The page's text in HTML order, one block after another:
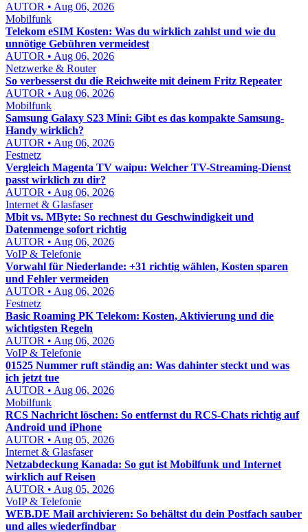
AUTOR • Aug 06, 2026
Mobilfunk
Telekom eSIM Kosten: Was du wirklich zahlst und wie du
unnötige Gebühren vermeidest
AUTOR • Aug 06, 2026
Netzwerke & Router
So verbesserst du die Reichweite mit deinem Fritz Repeater
AUTOR • Aug 06, 2026
Mobilfunk
Samsung Galaxy S23 Mini: Gibt es das kompakte Samsung-
Handy wirklich?
AUTOR • Aug 06, 2026
Festnetz
Vergleich Magenta TV waipu: Welcher TV-Streaming-Dienst
passt wirklich zu dir?
AUTOR • Aug 06, 2026
Internet & Glasfaser
Mbit vs. MByte: So rechnest du Geschwindigkeit und
Datenmenge sofort richtig
AUTOR • Aug 06, 2026
VoIP & Telefonie
Vorwahl für Niederlande: +31 richtig wählen, Kosten sparen
und Fehler vermeiden
AUTOR • Aug 06, 2026
Festnetz
Basic Roaming PK Telekom: Kosten, Aktivierung und die
wichtigsten Regeln
AUTOR • Aug 06, 2026
VoIP & Telefonie
01525 Nummer ruft ständig an: Was dahinter steckt und was
ich jetzt tue
AUTOR • Aug 06, 2026
Mobilfunk
RCS Nachricht löschen: So entfernst du RCS-Chats richtig auf
Android und iPhone
AUTOR • Aug 05, 2026
Internet & Glasfaser
Netzabdeckung Kanada: So gut ist Mobilfunk und Internet
wirklich auf Reisen
AUTOR • Aug 05, 2026
VoIP & Telefonie
WEB.DE Mail archivieren: So behältst du dein Postfach sauber
und alles wiederfindbar